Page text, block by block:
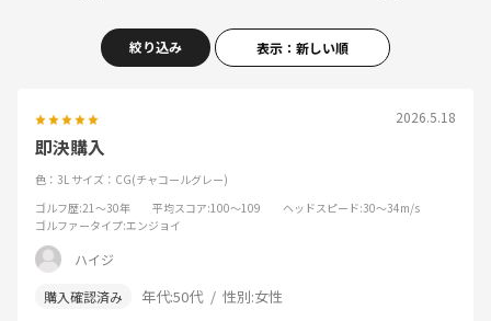
絞り込み 表示：新しい順
2026.5.18
即決購入
色：3L サイズ：CG(チャコールグレー)
ゴルフ歴:21～30年 平均スコア:100～109 ヘッドスピード:30～34m/s
ゴルファータイプ:エンジョイ
ハイジ
年代:50代 性別:女性